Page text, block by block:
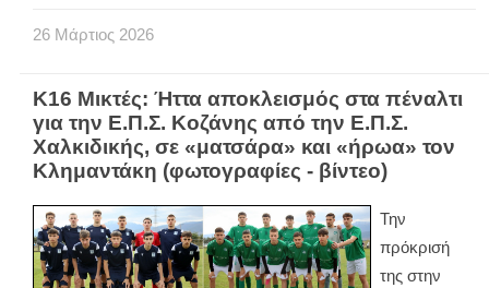
26 Μάρτιος 2026
Κ16 Μικτές: Ήττα αποκλεισμός στα πέναλτι
για την Ε.Π.Σ. Κοζάνης από την Ε.Π.Σ.
Χαλκιδικής, σε «ματσάρα» και «ήρωα» τον
Κλημαντάκη (φωτογραφίες - βίντεο)
Την
πρόκρισή
της στην